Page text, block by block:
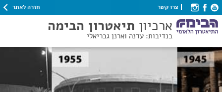
צרו קשר חזרה לאתר
ארכיון תיאטרון הבימה
בנדיבות: עדנה וארנן גבריאלי